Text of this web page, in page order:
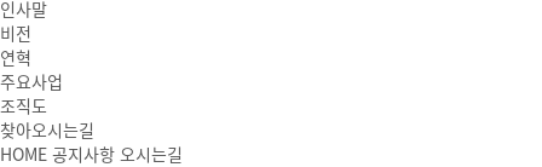
인사말
비전
연혁
주요사업
조직도
찾아오시는길
HOME 공지사항 오시는길